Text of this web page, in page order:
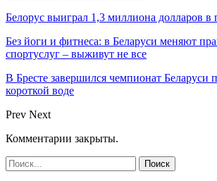
Белорус выиграл 1,3 миллиона долларов в
Без йоги и фитнеса: в Беларуси меняют
спортуслуг – выживут не все
В Бресте завершился чемпионат Беларуси
короткой воде
Prev Next
Комментарии закрыты.